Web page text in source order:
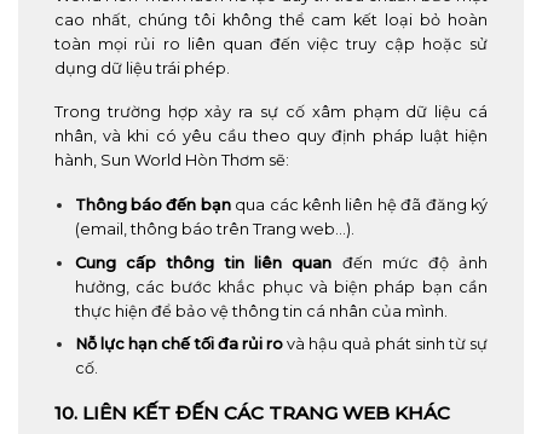
cao nhất, chúng tôi không thể cam kết loại bỏ hoàn
toàn mọi rủi ro liên quan đến việc truy cập hoặc sử
dụng dữ liệu trái phép.
Trong trường hợp xảy ra sự cố xâm phạm dữ liệu cá
nhân, và khi có yêu cầu theo quy định pháp luật hiện
hành, Sun World Hòn Thơm sẽ:
Thông báo đến bạnqua các kênh liên hệ đã đăng ký
(email, thông báo trên Trang web…).
Cung cấp thông tin liên quan đến mức độ ảnh
hưởng, các bước khắc phục và biện pháp bạn cần
thực hiện để bảo vệ thông tin cá nhân của mình.
Nỗ lực hạn chế tối đa rủi rovà hậu quả phát sinh từ sự
cố.
10. LIÊN KẾT ĐẾN CÁC TRANG WEB KHÁC